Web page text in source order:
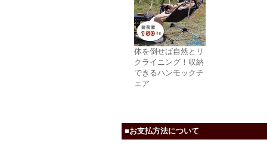
体を倒せば自然とリ
クライニング！収納
できるハンモックチ
ェア
■お支払方法について